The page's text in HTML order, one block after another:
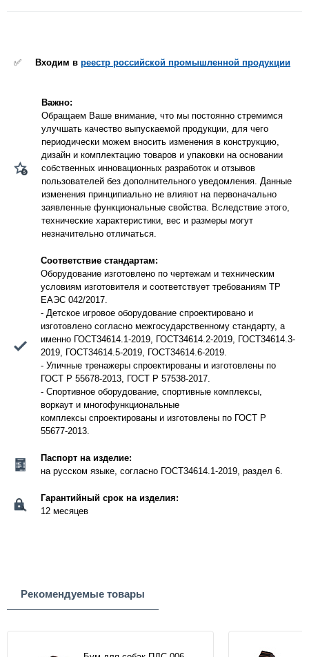
✅ Входим в реестр российской промышленной продукции
Важно:
Обращаем Ваше внимание, что мы постоянно стремимся
улучшать качество выпускаемой продукции, для чего
периодически можем вносить изменения в конструкцию,
дизайн и комплектацию товаров и упаковки на основании
собственных инновационных разработок и отзывов
пользователей без дополнительного уведомления. Данные
изменения принципиально не влияют на первоначально
заявленные функциональные свойства. Вследствие этого,
технические характеристики, вес и размеры могут
незначительно отличаться.
Соответствие стандартам:
Оборудование изготовлено по чертежам и техническим
условиям изготовителя и соответствует требованиям ТР
ЕАЭС 042/2017.
- Детское игровое оборудование спроектировано и
изготовлено согласно межгосударственному стандарту, а
именно ГОСТ34614.1-2019, ГОСТ34614.2-2019, ГОСТ34614.3-
2019, ГОСТ34614.5-2019, ГОСТ34614.6-2019.
- Уличные тренажеры спроектированы и изготовлены по
ГОСТ Р 55678-2013, ГОСТ Р 57538-2017.
- Спортивное оборудование, спортивные комплексы,
воркаут и многофункциональные
комплексы спроектированы и изготовлены по ГОСТ Р
55677-2013.
Паспорт на изделие:
на русском языке, согласно ГОСТ34614.1-2019, раздел 6.
Гарантийный срок на изделия:
12 месяцев
Рекомендуемые товары